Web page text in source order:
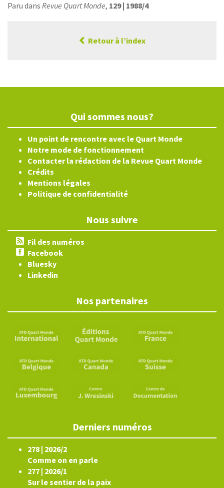
Paru dans Revue Quart Monde, 129 | 1988/4
Retour à l’index
Qui sommes nous?
Un point de rencontre avec le Quart Monde
Notre mode de fonctionnement
Contacter la rédaction de la Revue Quart Monde
Crédits
Mentions légales
Politique de confidentialité
Nous suivre
Fil des numéros
Facebook
Bluesky
Linkedin
Nos partenaires
Derniers numéros
278 | 2026/2
Comme on en parle
277 | 2026/1
Sur le sentier de la paix